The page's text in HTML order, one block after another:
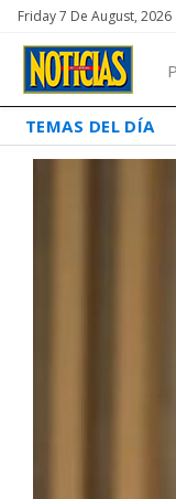
Friday 7 De August, 2026
TEMAS DEL DÍA